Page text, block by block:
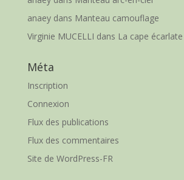
anaeydans Manteau camouflage
Virginie MUCELLI dans La cape écarlate
Méta
Inscription
Connexion
Flux des publications
Flux des commentaires
Site de WordPress-FR